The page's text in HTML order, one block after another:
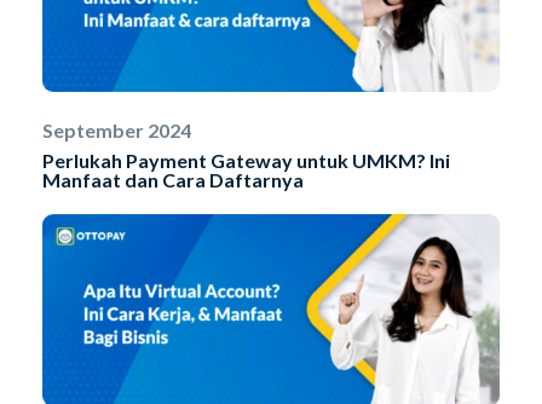
September 2024
Perlukah Payment Gateway untuk UMKM? Ini
Manfaat dan Cara Daftarnya